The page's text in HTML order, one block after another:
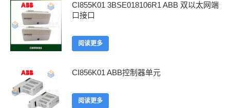
CI855K01 3BSE018106R1 ABB 双以太网端
口接口
阅读更多
CI856K01 ABB控制器单元
阅读更多